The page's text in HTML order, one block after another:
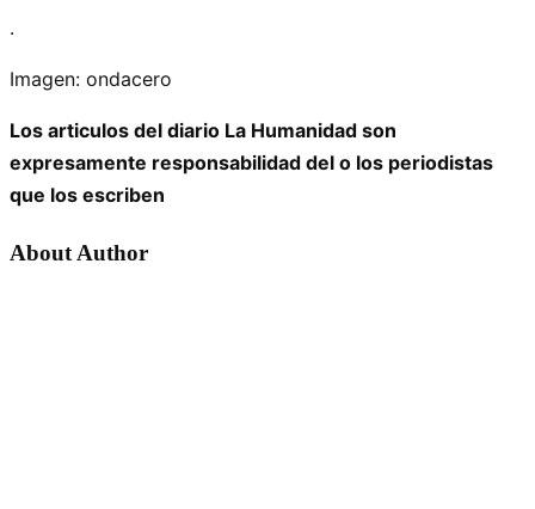
.
Imagen: ondacero
Los articulos del diario La Humanidad son
expresamente responsabilidad del o los periodistas
que los escriben
About Author